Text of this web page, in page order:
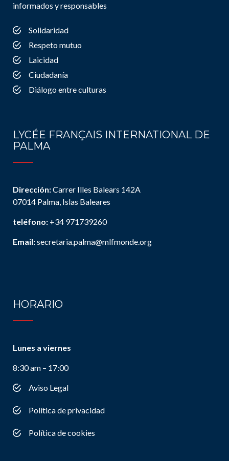
informados y responsables
Solidaridad
Respeto mutuo
Laicidad
Ciudadanía
Diálogo entre culturas
LYCÉE FRANÇAIS INTERNATIONAL DE
PALMA
Dirección:Carrer Illes Balears 142A
07014 Palma, Islas Baleares
teléfono: +34 971739260
Email:secretaria.palma@mlfmonde.org
HORARIO
Lunes a viernes
8:30 am – 17:00
Aviso Legal
Política de privacidad
Política de cookies